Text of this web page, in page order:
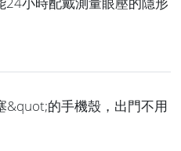
&quot;的手機殼，出門不用